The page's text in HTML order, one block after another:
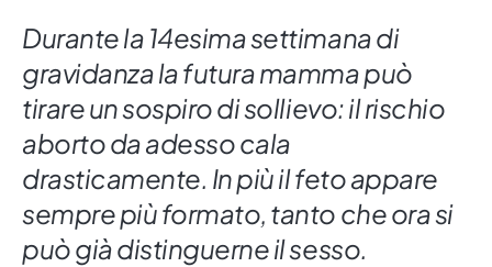
Durante la 14esima settimana di
gravidanza la futura mamma può
tirare un sospiro di sollievo: il rischio
aborto da adesso cala
drasticamente. In più il feto appare
sempre più formato, tanto che ora si
può già distinguerne il sesso.